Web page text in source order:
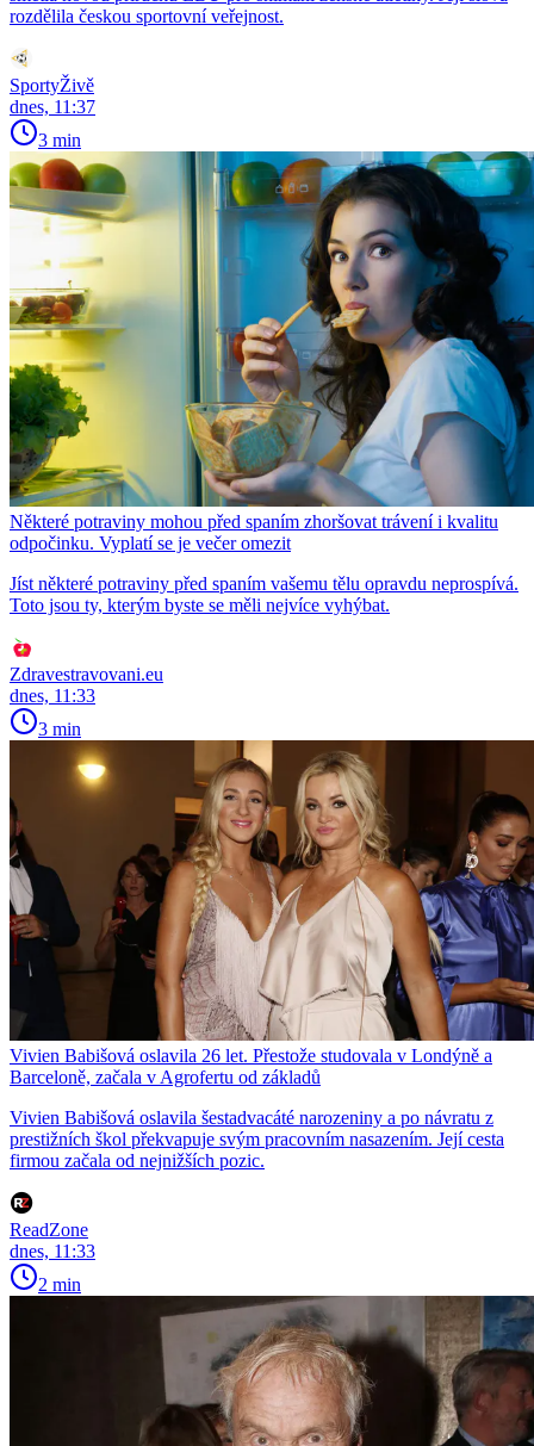
rozdělila českou sportovní veřejnost.
SportyŽivě
dnes, 11:37
3 min
Některé potraviny mohou před spaním zhoršovat trávení i kvalitu
odpočinku. Vyplatí se je večer omezit
Jíst některé potraviny před spaním vašemu tělu opravdu neprospívá.
Toto jsou ty, kterým byste se měli nejvíce vyhýbat.
Zdravestravovani.eu
dnes, 11:33
3 min
Vivien Babišová oslavila 26 let. Přestože studovala v Londýně a
Barceloně, začala v Agrofertu od základů
Vivien Babišová oslavila šestadvacáté narozeniny a po návratu z
prestižních škol překvapuje svým pracovním nasazením. Její cesta
firmou začala od nejnižších pozic.
ReadZone
dnes, 11:33
2 min